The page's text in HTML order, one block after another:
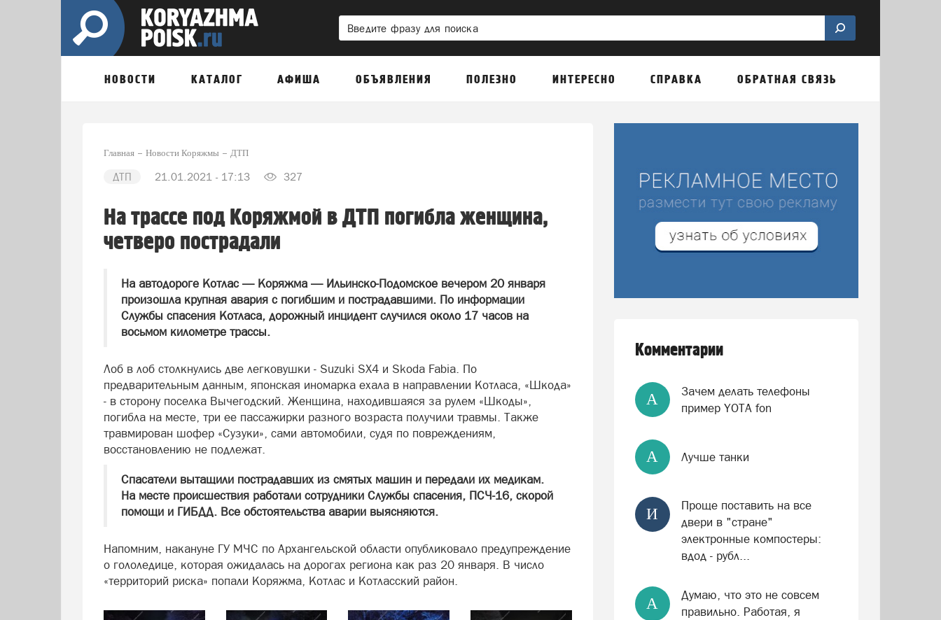
НОВОСТИ КАТАЛОГ АФИША ОБЪЯВЛЕНИЯ ПОЛЕЗНО ИНТЕРЕСНО СПРАВКА ОБРАТНАЯ СВЯЗЬ
Главная Новости Коряжмы ДТП
ДТП 21.01.2021 - 17:13 327
На трассе под Коряжмой в ДТП погибла женщина,
четверо пострадали
На автодороге Котлас — Коряжма — Ильинско-Подомское вечером 20 января
произошла крупная авария с погибшим и пострадавшими. По информации
Службы спасения Котласа, дорожный инцидент случился около 17 часов на
восьмом километре трассы.
Лоб в лоб столкнулись две легковушки - Suzuki SX4 и Skoda Fabia. По
предварительным данным, японская иномарка ехала в направлении Котласа, «Шкода»
- в сторону поселка Вычегодский. Женщина, находившаяся за рулем «Шкоды»,
погибла на месте, три ее пассажирки разного возраста получили травмы. Также
травмирован шофер «Сузуки», сами автомобили, судя по повреждениям,
восстановлению не подлежат.
Спасатели вытащили пострадавших из смятых машин и передали их медикам.
На месте происшествия работали сотрудники Службы спасения, ПСЧ-16, скорой
помощи и ГИБДД. Все обстоятельства аварии выясняются.
Напомним, накануне ГУ МЧС по Архангельской области опубликовало предупреждение
о гололедице, которая ожидалась на дорогах региона как раз 20 января. В число
«территорий риска» попали Коряжма, Котлас и Котласский район.
Комментарии
А
Зачем делать телефоны
пример YOTA fon
А Лучше танки
И
Проще поставить на все
двери в "стране"
электронные компостеры:
вдод - рубл...
А
Думаю, что это не совсем
правильно. Работая, я